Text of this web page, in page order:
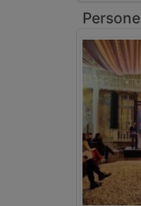
Persone